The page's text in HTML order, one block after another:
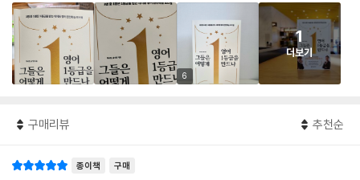
6
1
더보기
구매리뷰 추천순
종이책 구매